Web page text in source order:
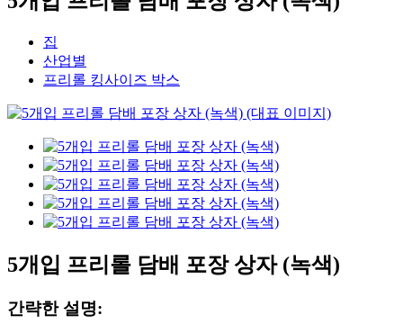
집
산업별
프리롤 킹사이즈 박스
5개입 프리롤 담배 포장 상자 (녹색)
간략한 설명: